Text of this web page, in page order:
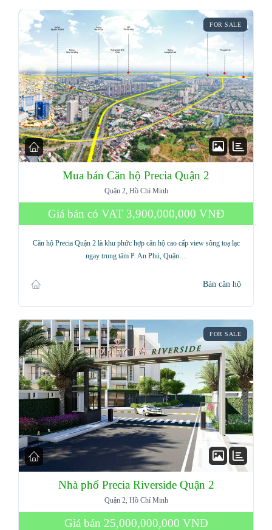
FOR SALE
Mua bán Căn hộ Precia Quận 2
Quận 2, Hồ Chí Minh
Giá bán có VAT 3,900,000,000 VNĐ
Căn hộ Precia Quận 2 là khu phức hợp căn hộ cao cấp view sông toạ lạc
ngay trung tâm P. An Phú, Quận…
Bán căn hộ
FOR SALE
Nhà phố Precia Riverside Quận 2
Quận 2, Hồ Chí Minh
Giá bán 25,000,000,000 VNĐ